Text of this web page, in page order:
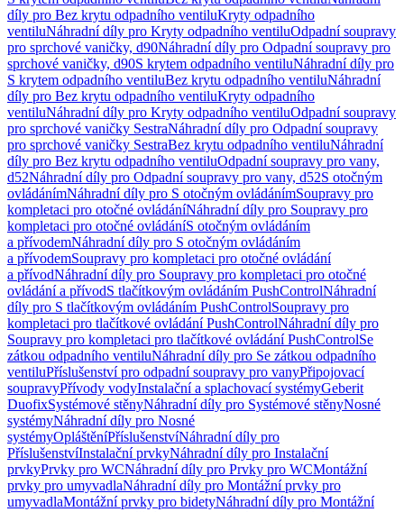
díly pro Bez krytu odpadního ventiluKryty odpadního
ventiluNáhradní díly pro Kryty odpadního ventiluOdpadní soupravy
pro sprchové vaničky, d90Náhradní díly pro Odpadní soupravy pro
sprchové vaničky, d90S krytem odpadního ventiluNáhradní díly pro
S krytem odpadního ventiluBez krytu odpadního ventiluNáhradní
díly pro Bez krytu odpadního ventiluKryty odpadního
ventiluNáhradní díly pro Kryty odpadního ventiluOdpadní soupravy
pro sprchové vaničky SestraNáhradní díly pro Odpadní soupravy
pro sprchové vaničky SestraBez krytu odpadního ventiluNáhradní
díly pro Bez krytu odpadního ventiluOdpadní soupravy pro vany,
d52Náhradní díly pro Odpadní soupravy pro vany, d52S otočným
ovládánímNáhradní díly pro S otočným ovládánímSoupravy pro
kompletaci pro otočné ovládáníNáhradní díly pro Soupravy pro
kompletaci pro otočné ovládáníS otočným ovládáním
a přívodemNáhradní díly pro S otočným ovládáním
a přívodemSoupravy pro kompletaci pro otočné ovládání
a přívodNáhradní díly pro Soupravy pro kompletaci pro otočné
ovládání a přívodS tlačítkovým ovládáním PushControlNáhradní
díly pro S tlačítkovým ovládáním PushControlSoupravy pro
kompletaci pro tlačítkové ovládání PushControlNáhradní díly pro
Soupravy pro kompletaci pro tlačítkové ovládání PushControlSe
zátkou odpadního ventiluNáhradní díly pro Se zátkou odpadního
ventiluPříslušenství pro odpadní soupravy pro vanyPřipojovací
soupravyPřívody vodyInstalační a splachovací systémyGeberit
DuofixSystémové stěnyNáhradní díly pro Systémové stěnyNosné
systémyNáhradní díly pro Nosné
systémyOpláštěníPříslušenstvíNáhradní díly pro
PříslušenstvíInstalační prvkyNáhradní díly pro Instalační
prvkyPrvky pro WCNáhradní díly pro Prvky pro WCMontážní
prvky pro umyvadlaNáhradní díly pro Montážní prvky pro
umyvadlaMontážní prvky pro bidetyNáhradní díly pro Montážní